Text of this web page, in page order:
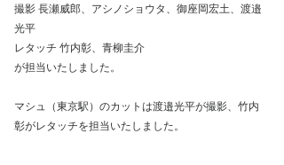
撮影 長瀬威郎、アシノショウタ、御座岡宏土、渡邉
光平
レタッチ 竹内彰、青柳圭介
が担当いたしました。
マシュ（東京駅）のカットは渡邉光平が撮影、竹内
彰がレタッチを担当いたしました。